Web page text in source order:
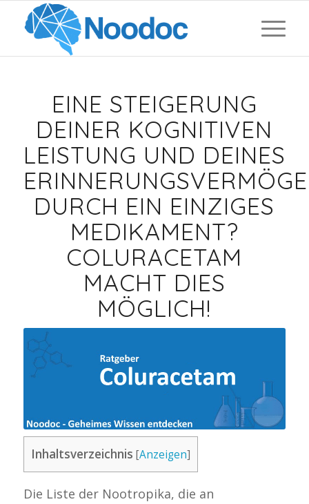
EINE STEIGERUNG
DEINER KOGNITIVEN
LEISTUNG UND DEINES
DURCH EIN EINZIGES
MEDIKAMENT?
COLURACETAM
MACHT DIES
MÖGLICH!
Inhaltsverzeichnis [Anzeigen]
Die Liste der Nootropika, die an